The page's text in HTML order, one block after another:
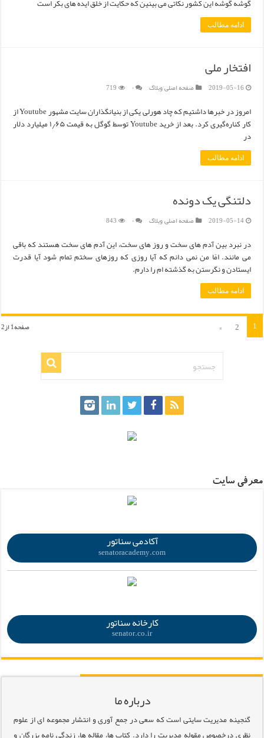
گوشه گوشه این کشور نکاتی می بینین که حکایت از خلق ایده های بکر است
ادامه مطالب
افتخار ملی
2019-05-16 صفحه اصلی,وبلاگ ۰ 719
امروز در خبرها داشتیم که چاد هورلی یکی از بنیانگذاران سایت مشهور Youtube از
کار کناره‌گیری کرد. بعد از خرید Youtube توسط گوگل به قیمت ۱٫۶۵ میلیارد دلار
در
ادامه مطالب
دلتنگی یک دونده
2019-05-14 صفحه اصلی,وبلاگ ۰ 843
در نبرد بین آدم های سخت و روز های سخت، این آدم های سخت هستند که باقی
می مانند. امّا من نمی دانم که آیا روزی که روزهای سختم تمام شود آیا قدرت
ایستادن و نگرستن به گذشته ام را دارم.
ادامه مطالب
صفحه1 از2 1
2
»
معرفی سایت
آکادمی سناتور
senatoracademy.com
کارخانه سناتور
senator.co.ir
درباره ما
گنجینه مدیریت سایتی است که سعی در جمع آوری و انتشار مجموعه ای از علوم